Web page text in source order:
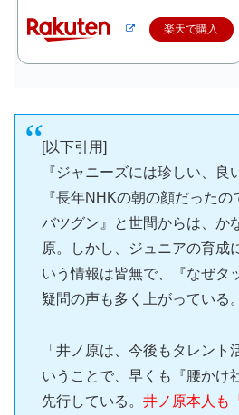
楽天で購入
[以下引用]
『ジャニーズには珍しい、良
『長年NHKの朝の顔だった
バツグン』と世間からは、か
原。しかし、ジュニアの育成
いう情報は皆無で、『なぜタ
疑問の声も多く上がっている。
「井ノ原は、今後もタレント
いうことで、早くも『腰かけ
先行している。 井ノ原本人も